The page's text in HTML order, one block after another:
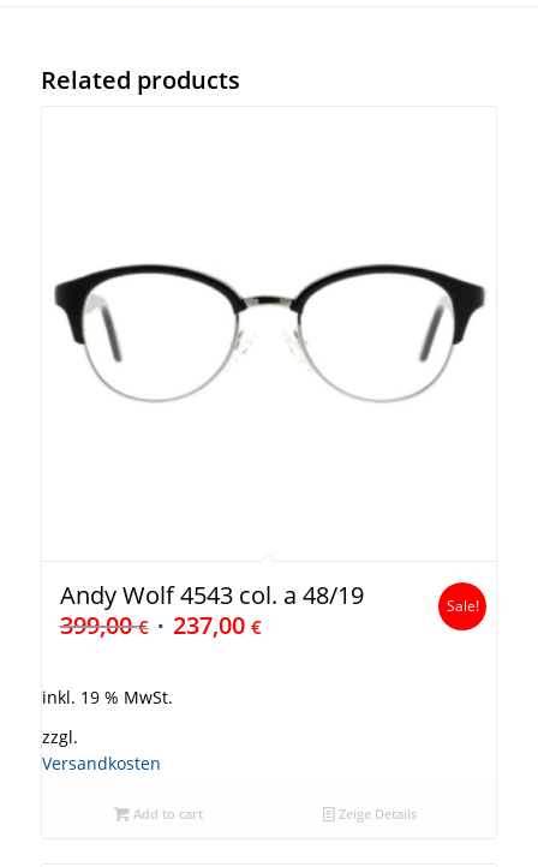
Related products
Andy Wolf 4543 col. a 48/19
399,00€ 237,00 €
Sale!
inkl. 19 % MwSt.
zzgl.
Versandkosten
Add to cart Zeige Details